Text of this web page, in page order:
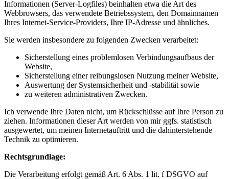
Informationen (Server-Logfiles) beinhalten etwa die Art des
Webbrowsers, das verwendete Betriebssystem, den Domainnamen
Ihres Internet-Service-Providers, Ihre IP-Adresse und ähnliches.
Sie werden insbesondere zu folgenden Zwecken verarbeitet:
Sicherstellung eines problemlosen Verbindungsaufbaus der
Website,
Sicherstellung einer reibungslosen Nutzung meiner Website,
Auswertung der Systemsicherheit und -stabilität sowie
zu weiteren administrativen Zwecken.
Ich verwende Ihre Daten nicht, um Rückschlüsse auf Ihre Person zu
ziehen. Informationen dieser Art werden von mir ggfs. statistisch
ausgewertet, um meinen Internetauftritt und die dahinterstehende
Technik zu optimieren.
Rechtsgrundlage:
Die Verarbeitung erfolgt gemäß Art. 6 Abs. 1 lit. f DSGVO auf